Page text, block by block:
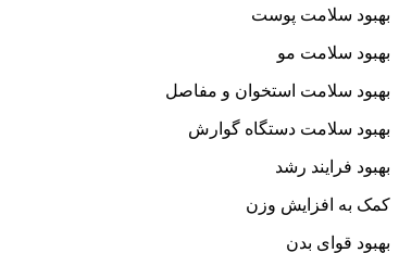
بهبود سلامت پوست
بهبود سلامت مو
بهبود سلامت استخوان و مفاصل
بهبود سلامت دستگاه گوارش
بهبود فرایند رشد
کمک به افزایش وزن
بهبود قوای بدن